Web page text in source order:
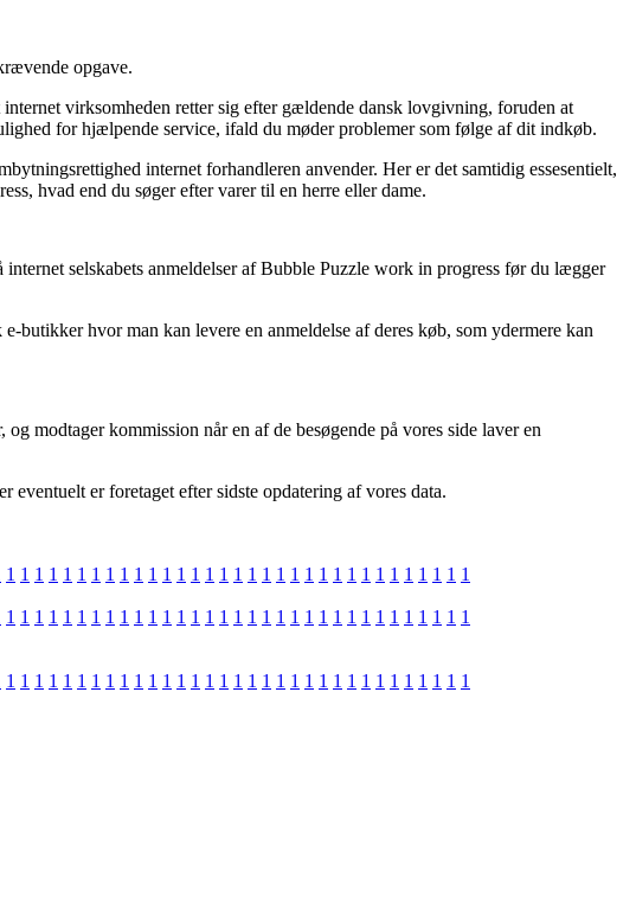
opgave.
virksomheden retter sig efter gældende dansk lovgivning, foruden at
for hjælpende service, ifald du møder problemer som følge af dit indkøb.
internet forhandleren anvender. Her er det samtidig essesentielt,
hvad end du søger efter varer til en herre eller dame.
selskabets anmeldelser af Bubble Puzzle work in progress før du lægger
butikker hvor man kan levere en anmeldelse af deres køb, som ydermere kan
modtager kommission når en af de besøgende på vores side laver en
er foretaget efter sidste opdatering af vores data.
1 1 1 1 1 1 1 1 1 1 1 1 1 1 1 1 1 1 1 1 1 1 1 1 1 1 1 1 1 1 1 1 1
1 1 1 1 1 1 1 1 1 1 1 1 1 1 1 1 1 1 1 1 1 1 1 1 1 1 1 1 1 1 1 1 1
1 1 1 1 1 1 1 1 1 1 1 1 1 1 1 1 1 1 1 1 1 1 1 1 1 1 1 1 1 1 1 1 1